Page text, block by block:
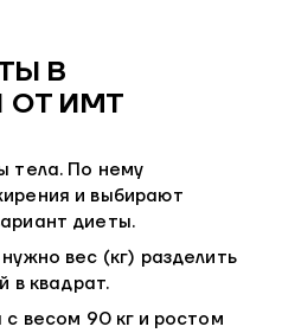
В
ОТ ИМТ
тела. По нему
и выбирают
диеты.
вес (кг) разделить
в квадрат.
весом 90 кг и ростом